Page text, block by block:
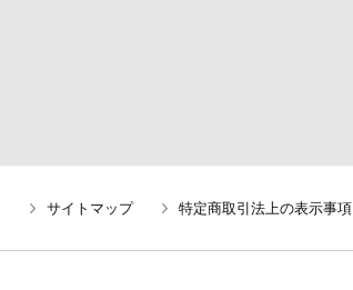
サイトマップ 特定商取引法上の表示事項